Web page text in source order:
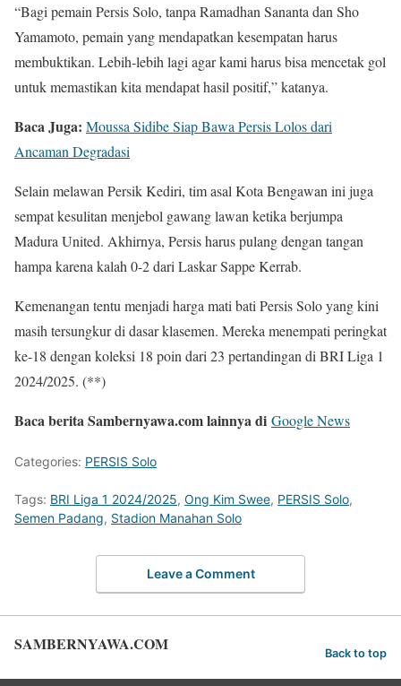
“Bagi pemain Persis Solo, tanpa Ramadhan Sananta dan Sho
Yamamoto, pemain yang mendapatkan kesempatan harus
membuktikan. Lebih-lebih lagi agar kami harus bisa mencetak gol
untuk memastikan kita mendapat hasil positif,” katanya.
Baca Juga: Moussa Sidibe Siap Bawa Persis Lolos dari
Ancaman Degradasi
Selain melawan Persik Kediri, tim asal Kota Bengawan ini juga
sempat kesulitan menjebol gawang lawan ketika berjumpa
Madura United. Akhirnya, Persis harus pulang dengan tangan
hampa karena kalah 0-2 dari Laskar Sappe Kerrab.
Kemenangan tentu menjadi harga mati bati Persis Solo yang kini
masih tersungkur di dasar klasemen. Mereka menempati peringkat
ke-18 dengan koleksi 18 poin dari 23 pertandingan di BRI Liga 1
2024/2025. (**)
Baca berita Sambernyawa.com lainnya di Google News
Categories: PERSIS Solo
Tags: BRI Liga 1 2024/2025, Ong Kim Swee, PERSIS Solo,
Semen Padang, Stadion Manahan Solo
Leave a Comment
SAMBERNYAWA.COM Back to top